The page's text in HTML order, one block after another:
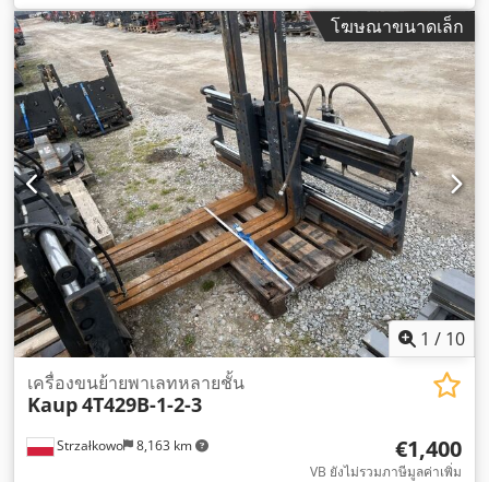
โฆษณาขนาดเล็ก
1 / 10
Strzałkowo 8,163 km
เครื่องขนย้ายพาเลทหลายชั้น
Kaup4T429B-1-2-3
€1,400
VB ยังไม่รวมภาษีมูลค่าเพิ่ม